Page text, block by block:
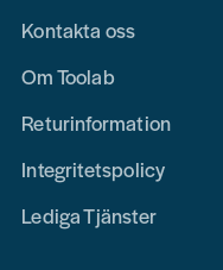
Kontakta oss
Om Toolab
Returinformation
Integritetspolicy
Lediga Tjänster